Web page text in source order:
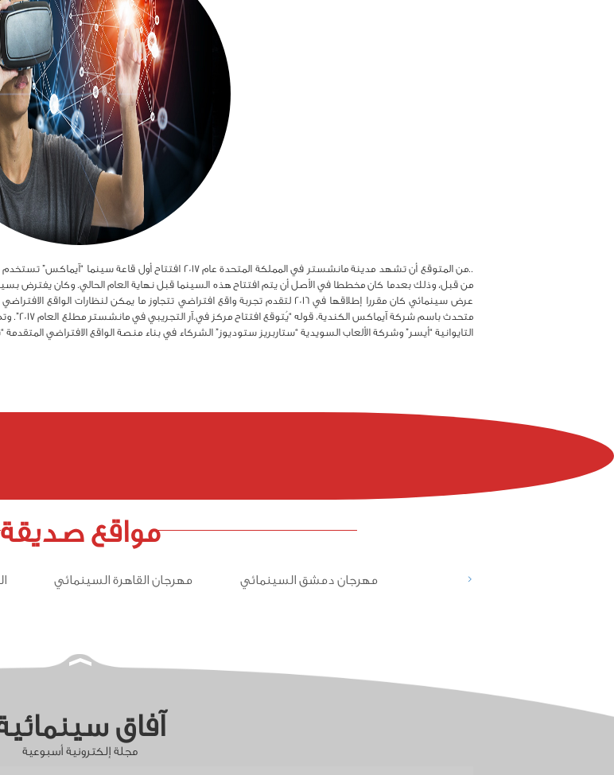
..من المتوقع أن تشهد مدينة مانشستر في المملكة المتحدة عام
من قبل، وذلك بعدما كان مخططا في الأصل أن يتم افتتاح هذه السينما قبل نهاية العام الحالي. وكان يفترض
عرض سينمائي كان مقررا إطلاقها في 2016 لتقدم تجربة واقع افتراضي تتجاوز ما يمكن
متحدث
التايوانية “أيسر” وشركة الألعاب السويدية “ستاربريز ستوديوز” الشركاء في بناء منصة الواقع الافتراضي المتقدمة
مواقع صديقة
< مهرجان دمشق السينمائي مهرجان القاهرة السينمائي
آفاق
مجلة إلكترونية أسبوعية